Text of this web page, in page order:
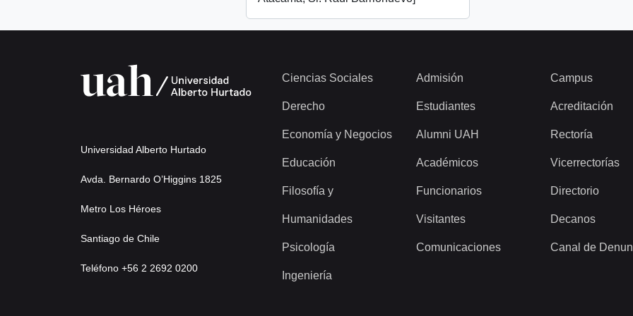
Universidad Alberto Hurtado
Avda. Bernardo O’Higgins 1825
Metro Los Héroes
Santiago de Chile
Teléfono +56 2 2692 0200
Ciencias Sociales
Derecho
Economía y Negocios
Educación
Filosofía y
Humanidades
Psicología
Ingeniería
Admisión
Estudiantes
Alumni UAH
Académicos
Funcionarios
Visitantes
Comunicaciones
Campus
Acreditación
Rectoría
Vicerrectorías
Directorio
Decanos
Canal de